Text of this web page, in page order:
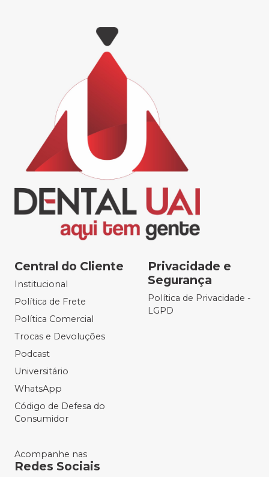
Central do Cliente
Institucional
Política de Frete
Política Comercial
Trocas e Devoluções
Podcast
Universitário
WhatsApp
Código de Defesa do
Consumidor
Privacidade e
Segurança
Política de Privacidade -
LGPD
Acompanhe nas
Redes Sociais